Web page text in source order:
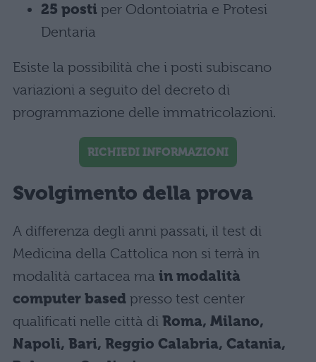
25 posti per Odontoiatria e Protesi
Dentaria
Esiste la possibilità che i posti subiscano
variazioni a seguito del decreto di
programmazione delle immatricolazioni.
RICHIEDI INFORMAZIONI
Svolgimento della prova
A differenza degli anni passati, il test di
Medicina della Cattolica non si terrà in
modalità cartacea ma in modalità
computer based presso test center
qualificati nelle città di Roma, Milano,
Napoli, Bari, Reggio Calabria, Catania,